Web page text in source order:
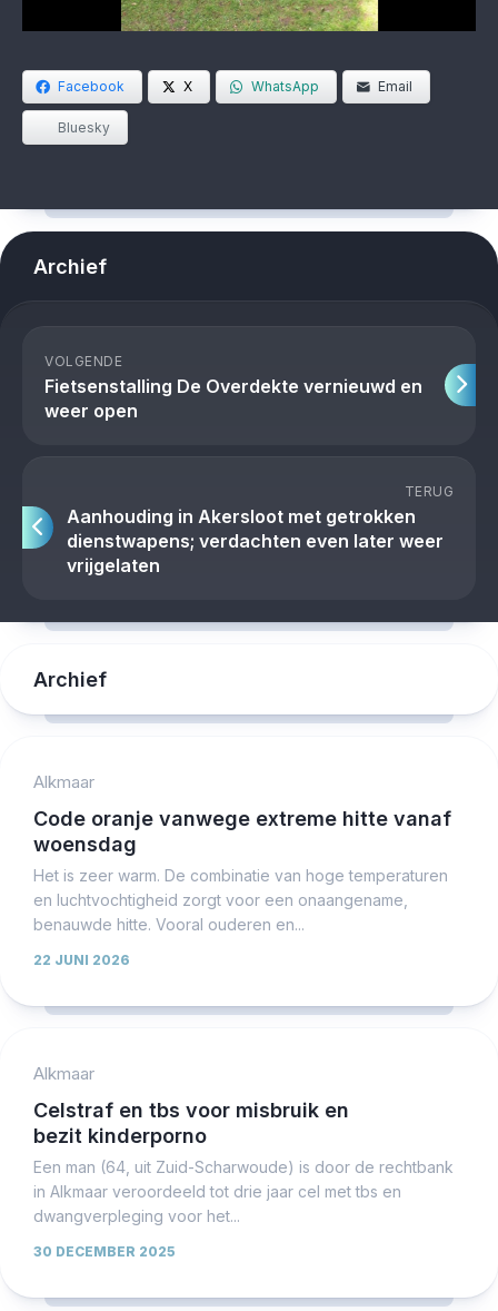
Facebook X WhatsApp Email
Bluesky
Archief
VOLGENDE
Fietsenstalling De Overdekte vernieuwd en
weer open
TERUG
Aanhouding in Akersloot met getrokken
dienstwapens; verdachten even later weer
vrijgelaten
Archief
Alkmaar
Code oranje vanwege extreme hitte vanaf
woensdag
Het is zeer warm. De combinatie van hoge temperaturen
en luchtvochtigheid zorgt voor een onaangename,
benauwde hitte. Vooral ouderen en...
22 JUNI 2026
Alkmaar
Celstraf en tbs voor misbruik en
bezit kinderporno
Een man (64, uit Zuid-Scharwoude) is door de rechtbank
in Alkmaar veroordeeld tot drie jaar cel met tbs en
dwangverpleging voor het...
30 DECEMBER 2025